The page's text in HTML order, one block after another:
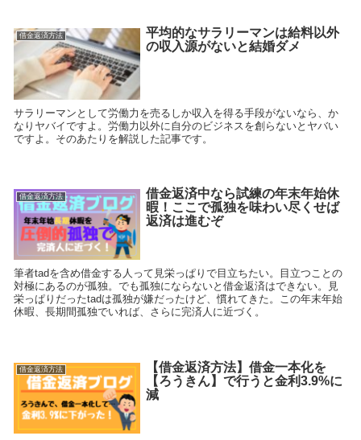
借金返済方法
平均的なサラリーマンは給料以外
の収入源がないと結婚ダメ
サラリーマンとして労働力を売るしか収入を得る手段がないなら、か
なりヤバイですよ。労働力以外に自分のビジネスを創らないとヤバい
ですよ。そのあたりを解説した記事です。
借金返済方法
借金返済中なら試練の年末年始休
暇！ここで孤独を味わい尽くせば
返済は進むぞ
筆者tadを含め借金する人って見栄っぱりで目立ちたい。目立つことの
対極にあるのが孤独。でも孤独にならないと借金返済はできない。見
栄っぱりだったtadは孤独が嫌だったけど、慣れてきた。この年末年始
休暇、長期間孤独でいれば、さらに完済人に近づく。
借金返済方法
【借金返済方法】借金一本化を
【ろうきん】で行うと金利3.9%に
減